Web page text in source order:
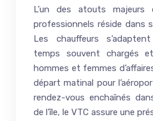
L’un des atouts
professionnels réside dans
Les chauffeurs
temps souvent chargés
hommes et femmes
départ matinal pour
rendez-vous enchaînés
de l’île, le VTC assure une